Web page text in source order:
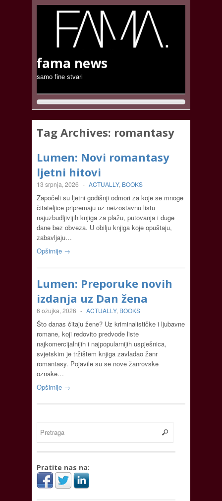
fama news
samo fine stvari
Tag Archives: romantasy
Lumen: Novi romantasy
ljetni hitovi
13 srpnja, 2026 - ACTUALLY, BOOKS
Započeli su ljetni godišnji odmori za koje se mnoge
čitateljice pripremaju uz neizostavnu listu
najuzbudljivijih knjiga za plažu, putovanja i duge
dane bez obveza. U obilju knjiga koje opuštaju,
zabavljaju…
Opširnije →
Lumen: Preporuke novih
izdanja uz Dan žena
6 ožujka, 2026 - ACTUALLY, BOOKS
Što danas čitaju žene? Uz kriminalističke i ljubavne
romane, koji redovito predvode liste
najkomercijalnijih i najpopularnijih uspješnica,
svjetskim je tržištem knjiga zavladao žanr
romantasy. Pojavile su se nove žanrovske
oznake…
Opširnije →
Pratite nas na: